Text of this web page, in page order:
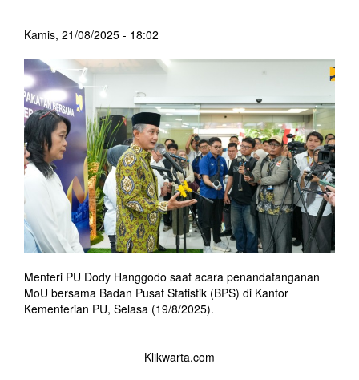
Kamis, 21/08/2025 - 18:02
Menteri PU Dody Hanggodo saat acara penandatanganan
MoU bersama Badan Pusat Statistik (BPS) di Kantor
Kementerian PU, Selasa (19/8/2025).
Klikwarta.com